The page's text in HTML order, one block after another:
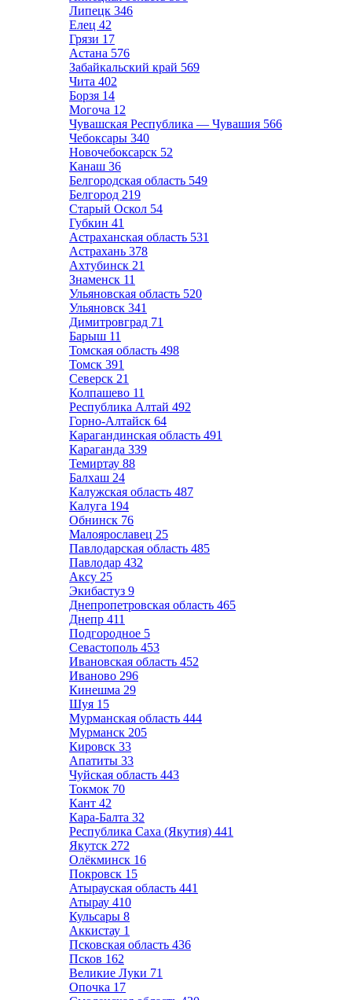
Липецк 346
Елец 42
Грязи 17
Астана 576
Забайкальский край 569
Чита 402
Борзя 14
Могоча 12
Чувашская Республика — Чувашия 566
Чебоксары 340
Новочебоксарск 52
Канаш 36
Белгородская область 549
Белгород 219
Старый Оскол 54
Губкин 41
Астраханская область 531
Астрахань 378
Ахтубинск 21
Знаменск 11
Ульяновская область 520
Ульяновск 341
Димитровград 71
Барыш 11
Томская область 498
Томск 391
Северск 21
Колпашево 11
Республика Алтай 492
Горно-Алтайск 64
Карагандинская область 491
Караганда 339
Темиртау 88
Балхаш 24
Калужская область 487
Калуга 194
Обнинск 76
Малоярославец 25
Павлодарская область 485
Павлодар 432
Аксу 25
Экибастуз 9
Днепропетровская область 465
Днепр 411
Подгородное 5
Севастополь 453
Ивановская область 452
Иваново 296
Кинешма 29
Шуя 15
Мурманская область 444
Мурманск 205
Кировск 33
Апатиты 33
Чуйская область 443
Токмок 70
Кант 42
Кара-Балта 32
Республика Саха (Якутия) 441
Якутск 272
Олёкминск 16
Покровск 15
Атырауская область 441
Атырау 410
Кульсары 8
Аккистау 1
Псковская область 436
Псков 162
Великие Луки 71
Опочка 17